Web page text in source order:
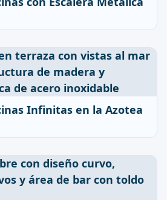
Infinitas en la Azotea